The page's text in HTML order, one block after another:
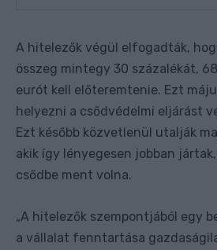
A hitelezők végül elfogadták,
összeg mintegy 30 százalékát,
eurót kell előteremtenie. Ezt
helyezni a csődvédelmi eljárást
Ezt később közvetlenül utalják
akik így lényegesen jobban
csődbe ment volna.
„A hitelezők szempontjából egy
a vállalat fenntartása